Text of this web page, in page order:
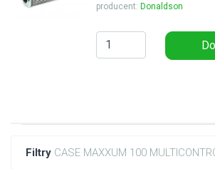
Filtry CASE MAXXUM 100
producent: Donaldson